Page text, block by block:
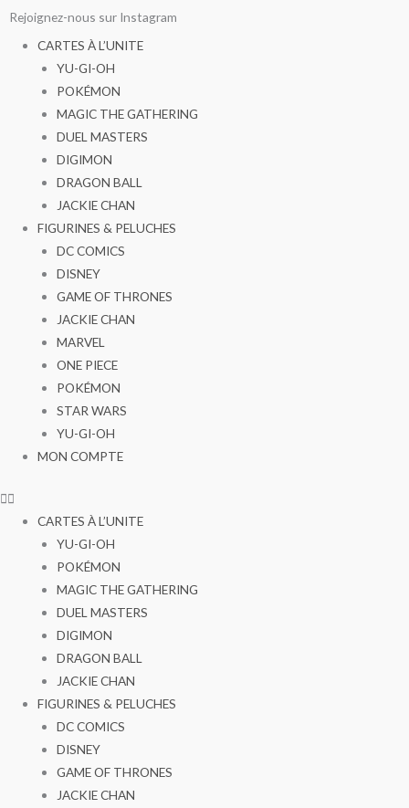
AllerRejoignez-nous sur Instagram
CARTES À L’UNITE
YU-GI-OH
POKÉMON
MAGIC THE GATHERING
DUEL MASTERS
DIGIMON
DRAGON BALL
JACKIE CHAN
FIGURINES & PELUCHES
DC COMICS
DISNEY
GAME OF THRONES
JACKIE CHAN
MARVEL
ONE PIECE
POKÉMON
STAR WARS
YU-GI-OH
MON COMPTE
CARTES À L’UNITE
YU-GI-OH
POKÉMON
MAGIC THE GATHERING
DUEL MASTERS
DIGIMON
DRAGON BALL
JACKIE CHAN
FIGURINES & PELUCHES
DC COMICS
DISNEY
GAME OF THRONES
JACKIE CHAN